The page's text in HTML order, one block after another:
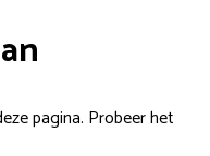
pagina. Probeer het